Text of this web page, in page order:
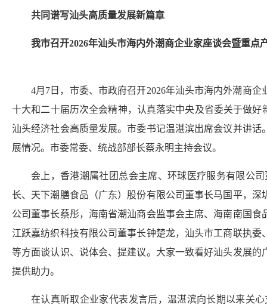
共同谱写汕头高质量发展新篇章
我市召开2026年汕头市海内外潮商企业家座谈会暨重点
4月7日，市委、市政府召开2026年汕头市海内外潮商
十大和二十届历次全会精神，认真落实中央及省委关于做
汕头经济社会高质量发展。市委书记温湛滨出席会议并讲
展情况。市委常委、统战部部长蔡永明主持会议。
会上，香港潮属社团总会主席、环球医疗服务有限公
长、天下潮膳食品（广东）股份有限公司董事长马国平，
公司董事长蔡彤，海南省潮汕商会监事会主席、海南南国
江跃嘉纺织科技有限公司董事长钟楚龙，汕头市工商联执
等方面谈认识、说体会、提建议。大家一致看好汕头发展
提供助力。
在认真听取企业家代表发言后，温湛滨向长期以来关